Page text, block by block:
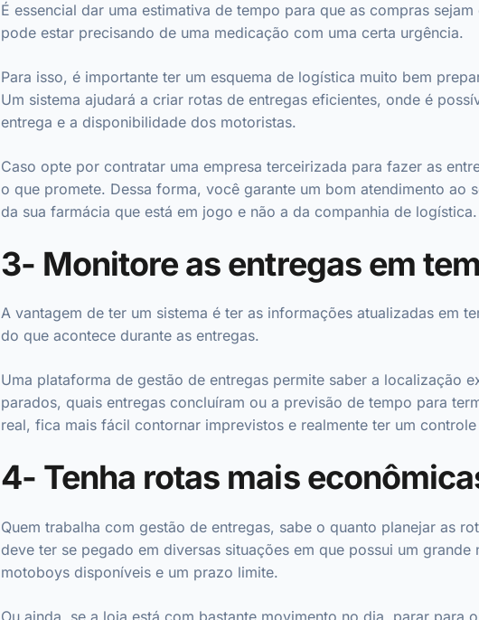
É essencial dar uma estimativa de tempo para que as compras
pode estar precisando de uma medicação com uma certa urgência.
Para isso, é importante ter um esquema de logística muito bem
Um sistema ajudará a criar rotas de entregas eficientes, onde é
entrega e a disponibilidade dos motoristas.
Caso opte por contratar uma empresa terceirizada para fazer as
o que promete. Dessa forma, você garante um bom atendimento ao
da sua farmácia que está em jogo e não a da companhia de logística.
3- Monitore as entregas em
A vantagem de ter um sistema é ter as informações atualizadas em
do que acontece durante as entregas.
Uma plataforma de gestão de entregas permite saber a localização
parados, quais entregas concluíram ou a previsão de tempo para
real, fica mais fácil contornar imprevistos e realmente ter um
4- Tenha rotas mais
Quem trabalha com gestão de entregas, sabe o quanto planejar as
deve ter se pegado em diversas situações em que possui um
motoboys disponíveis e um prazo limite.